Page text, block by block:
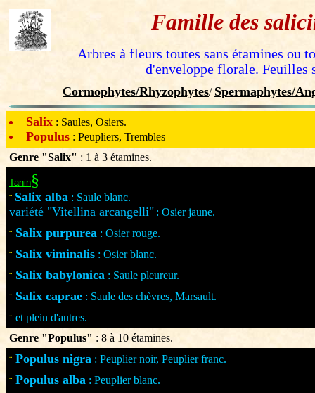
Famille des
Arbres à fleurs toutes sans étamines ou
d'enveloppe florale. Feuilles
Cormophytes/Rhyzophytes/Spermaphytes/
Salix : Saules, Osiers.
Populus : Peupliers, Trembles
Genre "Salix" : 1 à 3 étamines.
Tanin§
¨ Salix alba : Saule blanc.
variété "Vitellina arcangelli" : Osier jaune.
¨ Salix purpurea : Osier rouge.
¨ Salix viminalis : Osier blanc.
¨ Salix babylonica : Saule pleureur.
¨ Salix caprae : Saule des chèvres, Marsault.
¨ et plein d'autres.
Genre "Populus" : 8 à 10 étamines.
¨ Populus nigra : Peuplier noir, Peuplier franc.
¨ Populus alba : Peuplier blanc.